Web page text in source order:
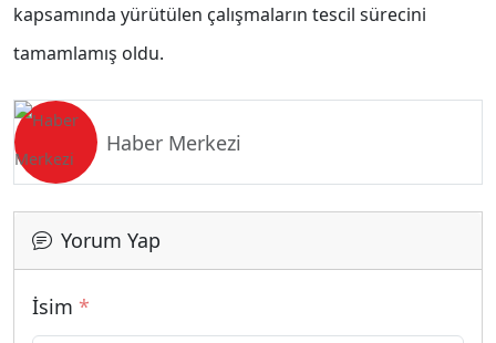
kapsamında yürütülen çalışmaların tescil sürecini
tamamlamış oldu.
Haber Merkezi
Yorum Yap
İsim *